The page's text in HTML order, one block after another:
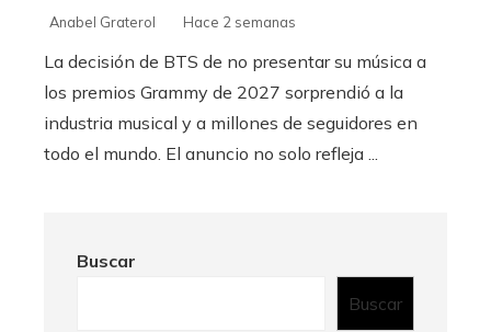
Anabel Graterol Hace 2 semanas
La decisión de BTS de no presentar su música a
los premios Grammy de 2027 sorprendió a la
industria musical y a millones de seguidores en
todo el mundo. El anuncio no solo refleja ...
Buscar
Buscar